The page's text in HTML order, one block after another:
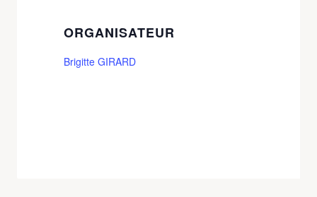
ORGANISATEUR
Brigitte GIRARD